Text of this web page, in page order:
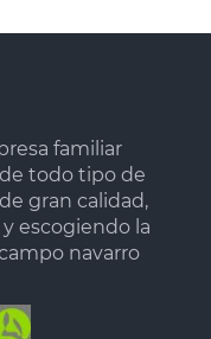
familiar
todo tipo de
gran calidad,
escogiendo la
navarro